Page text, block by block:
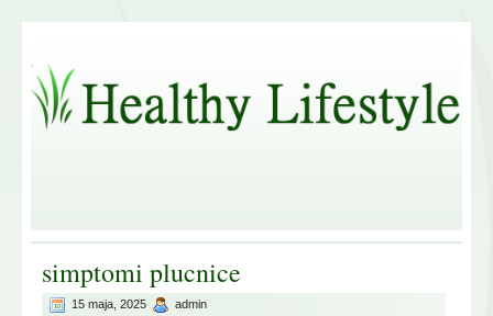
simptomi plucnice
15 maja, 2025 admin